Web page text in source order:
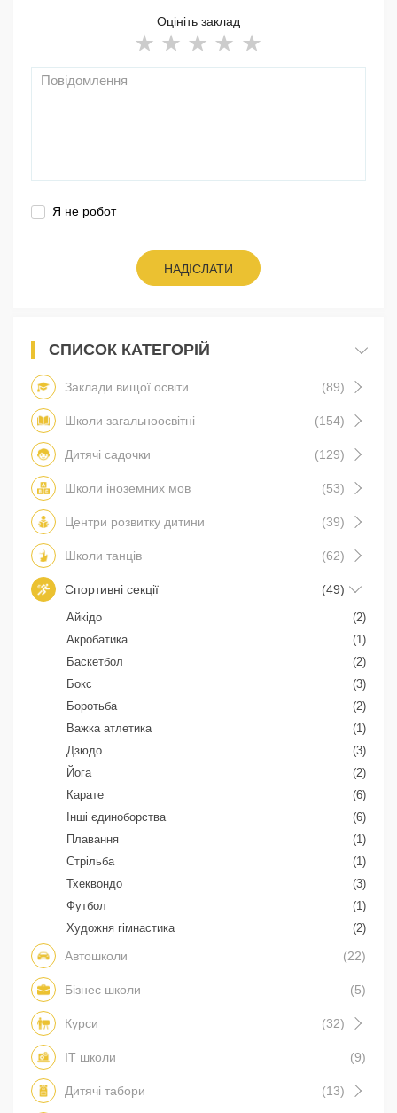
Оцініть заклад
Я не робот
НАДІСЛАТИ
СПИСОК КАТЕГОРІЙ
Заклади вищої освіти (89)
Школи загальноосвітні (154)
Дитячі садочки (129)
Школи іноземних мов (53)
Центри розвитку дитини (39)
Школи танців (62)
Спортивні секції (49)
Айкідо
(2)
Акробатика
(1)
Баскетбол
(2)
Бокс
(3)
Боротьба
(2)
Важка атлетика
(1)
Дзюдо
(3)
Йога
(2)
Карате
(6)
Інші єдиноборства
(6)
Плавання
(1)
Стрільба
(1)
Тхеквондо
(3)
Футбол
(1)
Художня гімнастика
(2)
Автошколи (22)
Бізнес школи (5)
Курси (32)
IT школи (9)
Дитячі табори (13)